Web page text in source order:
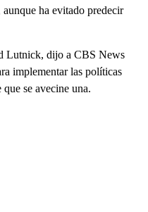
ha evitado predecir
Lutnick, dijo a CBS News
implementar las políticas
se avecine una.